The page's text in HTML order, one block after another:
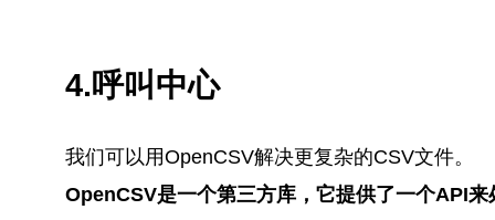
4.呼叫中心
我们可以用OpenCSV解决更复杂的CSV文件。
OpenCSV是一个第三方库，它提供了一个API来